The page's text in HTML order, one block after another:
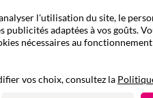
Nos e-
l'utilisation du site, le
publicités adaptées à vos goûts.
nécessaires au
vos choix, consultez la